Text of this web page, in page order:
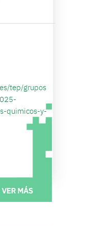
tep/grupos
quimicos-y-